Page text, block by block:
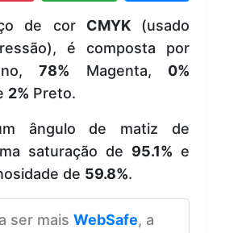
de cor CMYK(usado
é composta por
78% Magenta, 0%
2% Preto.
ângulo de matiz de
saturação de 95.1% e
de 59.8%.
ser mais WebSafe, a